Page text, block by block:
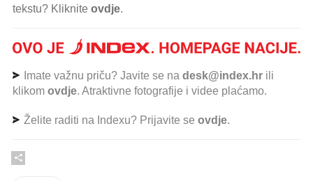
tekstu? Kliknite ovdje.
Imate važnu priču? Javite se na desk@index.hr ili
klikom ovdje. Atraktivne fotografije i videe plaćamo.
Želite raditi na Indexu? Prijavite se ovdje.